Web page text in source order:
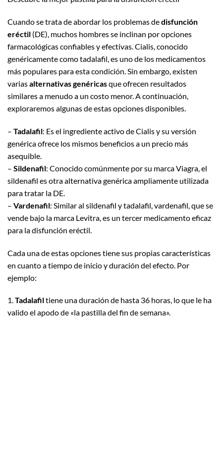
Cuando se trata de abordar los problemas dedisfunción
eréctil (DE), muchos hombres se inclinan por opciones
farmacológicas confiables y efectivas. Cialis, conocido
genéricamente como tadalafil, es uno de los medicamentos
más populares para esta condición. Sin embargo, existen
variasalternativas genéricasque ofrecen resultados
similares a menudo a un costo menor. A continuación,
exploraremos algunas de estas opciones disponibles.
– Tadalafil: Es el ingrediente activo de Cialis y su versión
genérica ofrece los mismos beneficios a un precio más
asequible.
– Sildenafil: Conocido comúnmente por su marca Viagra, el
sildenafil es otra alternativa genérica ampliamente utilizada
para tratar la DE.
– Vardenafil: Similar al sildenafil y tadalafil, vardenafil, que se
vende bajo la marca Levitra, es un tercer medicamento eficaz
para la disfunción eréctil.
Cada una de estas opciones tiene sus propias características
en cuanto a tiempo de inicio y duración del efecto. Por
ejemplo:
1.Tadalafiltiene una duración de hasta 36 horas, lo que le ha
valido el apodo de «la pastilla del fin de semana».